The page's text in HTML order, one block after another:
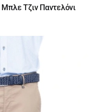
Τζιν Παντελόνι